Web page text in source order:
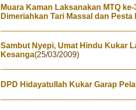
Muara Kaman Laksanakan MTQ
Dimeriahkan Tari Massal dan
Sambut Nyepi, Umat Hindu Kukar
Kesanga(25/03/2009)
DPD Hidayatullah Kukar Garap